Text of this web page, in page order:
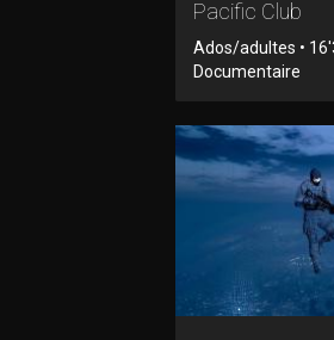
Pacific Club
Ados/adultes •
Documentaire